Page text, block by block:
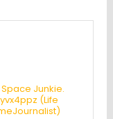
Junkie.
(Life